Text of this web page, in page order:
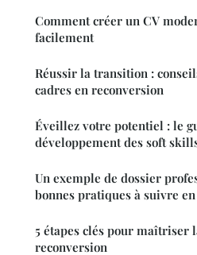
Comment créer un CV
facilement
Réussir la transition :
cadres en reconversion
Éveillez votre potentiel : le
développement des soft
Un exemple de dossier
bonnes pratiques à suivre
5 étapes clés pour maîtriser
reconversion